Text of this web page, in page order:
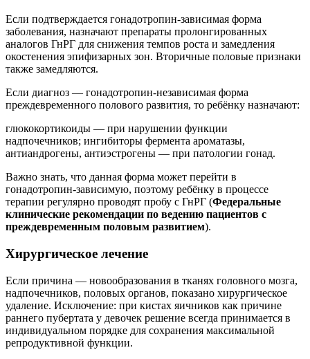
Если подтверждается гонадотропин-зависимая форма
заболевания, назначают препараты пролонгированных
аналогов ГнРГ для снижения темпов роста и замедления
окостенения эпифизарных зон. Вторичные половые признаки
также замедляются.
Если диагноз — гонадотропин-независимая форма
преждевременного полового развития, то ребёнку назначают:
глюкокортикоиды — при нарушении функции
надпочечников; ингибиторы фермента ароматазы,
антиандрогены, антиэстрогены — при патологии гонад.
Важно знать, что данная форма может перейти в
гонадотропин-зависимую, поэтому ребёнку в процессе
терапии регулярно проводят пробу с ГнРГ (Федеральные
клинические рекомендации по ведению пациентов с
преждевременным половым развитием).
Хирургическое лечение
Если причина — новообразования в тканях головного мозга,
надпочечников, половых органов, показано хирургическое
удаление. Исключение: при кистах яичников как причине
раннего пубертата у девочек решение всегда принимается в
индивидуальном порядке для сохранения максимальной
репродуктивной функции.